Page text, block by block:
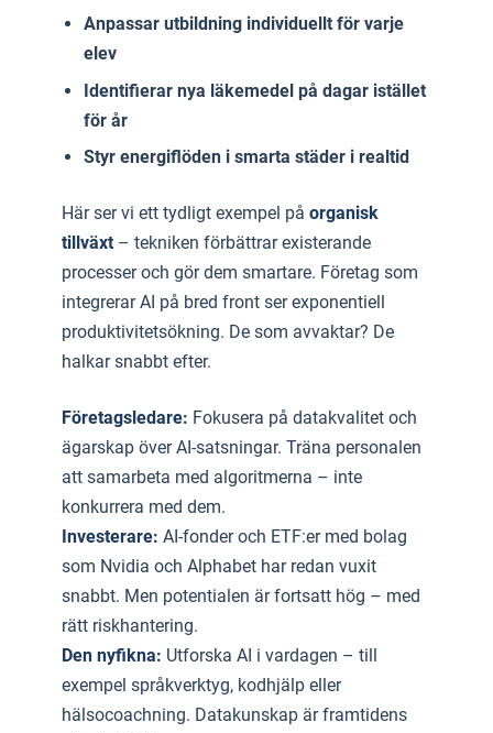
Anpassar utbildning individuellt för varje
elev
Identifierar nya läkemedel på dagar istället
för år
Styr energiflöden i smarta städer i realtid
Här ser vi ett tydligt exempel på organisk
tillväxt – tekniken förbättrar existerande
processer och gör dem smartare. Företag som
integrerar AI på bred front ser exponentiell
produktivitetsökning. De som avvaktar? De
halkar snabbt efter.
Företagsledare: Fokusera på datakvalitet och
ägarskap över AI-satsningar. Träna personalen
att samarbeta med algoritmerna – inte
konkurrera med dem.
Investerare: AI-fonder och ETF:er med bolag
som Nvidia och Alphabet har redan vuxit
snabbt. Men potentialen är fortsatt hög – med
rätt riskhantering.
Den nyfikna: Utforska AI i vardagen – till
exempel språkverktyg, kodhjälp eller
hälsocoachning. Datakunskap är framtidens